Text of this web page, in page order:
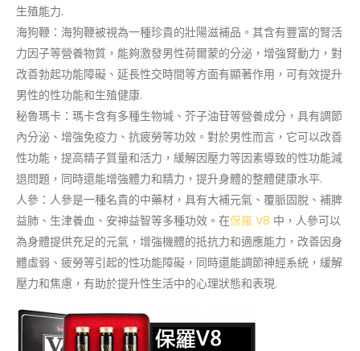
生殖能力.
海狗鞭：海狗鞭被視為一種珍貴的壯陽滋補品。其含有豐富的腎活
力因子等營養物質，能夠激發男性荷爾蒙的分泌，增強腎動力，對
改善勃起功能障礙、延長性交時間等方面有顯著作用，可有效提升
男性的性功能和生殖健康.
秘魯瑪卡：瑪卡含有多種生物堿、芥子油苷等營養成分，具有調節
內分泌、增強免疫力、抗疲勞等功效。對於男性而言，它可以改善
性功能，提高精子質量和活力，緩解因壓力等因素導致的性功能減
退問題，同時還能增強體力和精力，提升身體的整體健康水平.
人參：人參是一種名貴的中藥材，具有大補元氣、覆脈固脫、補脾
益肺、生津養血、安神益智等多種功效。在保羅 V8 中，人參可以
為身體提供充足的元氣，增強機體的抵抗力和適應能力，改善因身
體虛弱、疲勞等引起的性功能障礙，同時還能調節神經系統，緩解
壓力和焦慮，有助於提升性生活中的心理狀態和表現.